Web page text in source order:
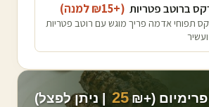
ברוטב פטריות (+₪
15 למנה)
תפוחי אדמה פריך מוגש עם רוטב פטריות
פרימיום (+₪ 25 | ניתן לפצל)